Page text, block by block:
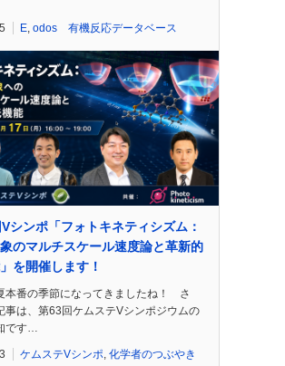
E odos 有機反応データベース
シンポ「フォトキネティシズム：
のマルチスケール速度論と革新的
を開催します！
本番の季節になってきましたね！ さ
事は、第63回ケムステVシンポジウムの
です…
ケムステVシンポ, 化学者のつぶやき